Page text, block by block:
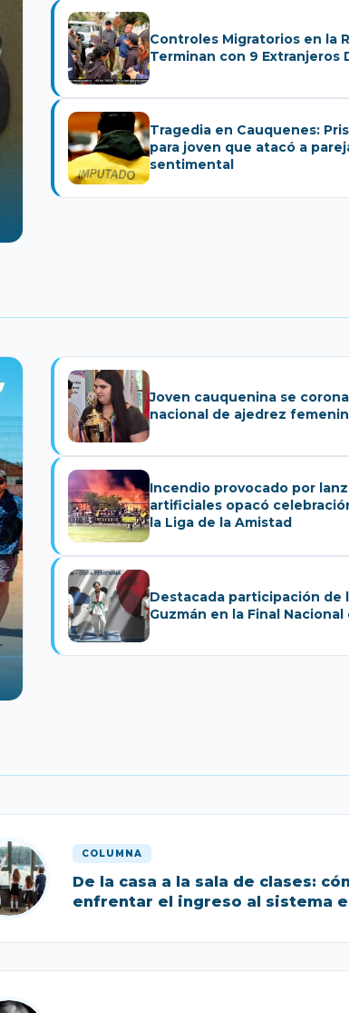
Controles Migratorios en la
Terminan con 9
Tragedia en Cauquenes:
para joven que atacó a
sentimental
Joven cauquenina se
nacional de ajedrez
Incendio provocado por
artificiales opacó
la Liga de la Amistad
Destacada participación de
Guzmán en la Final Nacional
COLUMNA
De la casa a la sala de clases:
enfrentar el ingreso al sistema